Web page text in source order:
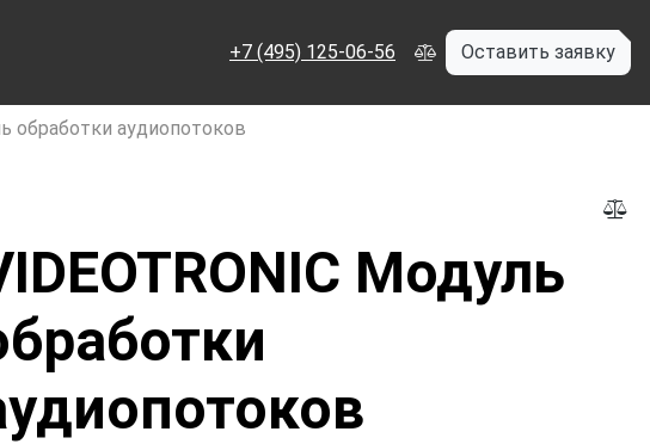
+7 (495) 125-06-56 Оставить заявку
обработки аудиопотоков
Модуль